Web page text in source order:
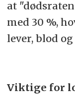
at
med 30 %,
lever, blod
Viktige for